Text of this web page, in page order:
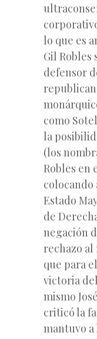
lo que es
Gil Robles
defensor
como
la
(los
Robles en
colocando
Estado
de
negación
rechazo al
que para
victoria
mismo
criticó la
mantuvo a